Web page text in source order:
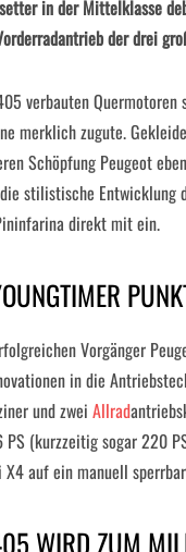
in der Mittelklasse
der drei
verbauten
merklich zugute.
Schöpfung Peugeot
stilistische Entwicklung
direkt mit ein.
Vorgänger
in die
und zwei Allrad
(kurzzeitig sogar 220
X4 auf ein manuell
WIRD ZUM